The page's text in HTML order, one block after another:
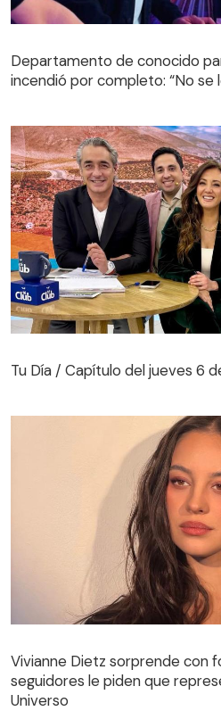
Departamento de conocido
incendió por completo: “No se
Tu Día / Capítulo del jueves 6
Vivianne Dietz sorprende con
seguidores le piden que
Universo